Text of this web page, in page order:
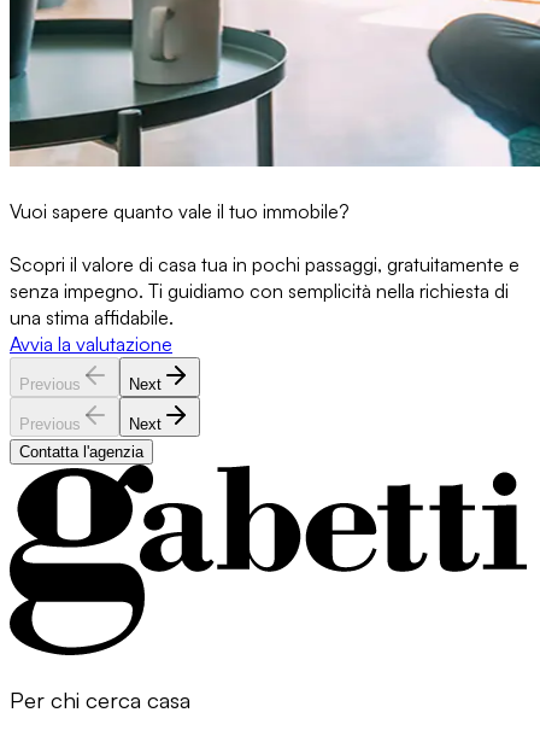
Vuoi sapere quanto vale il tuo immobile?
Scopri il valore di casa tua in pochi passaggi, gratuitamente e
senza impegno. Ti guidiamo con semplicità nella richiesta di
una stima affidabile.
Avvia la valutazione
Previous Next
Previous
Next
Contatta l'agenzia
Per chi cerca casa